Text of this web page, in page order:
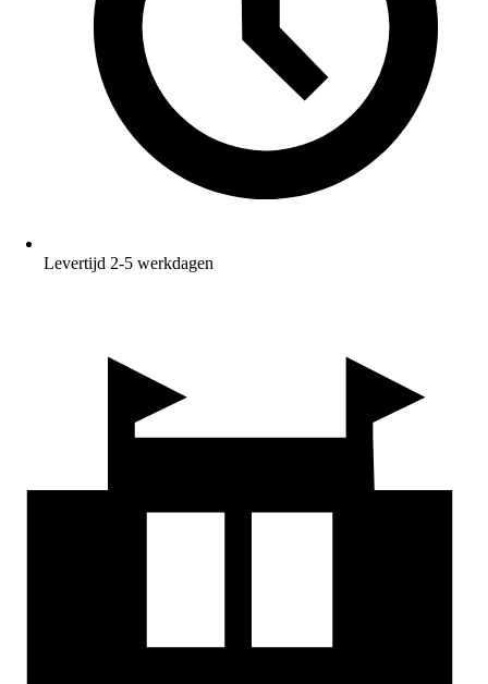
Levertijd 2-5 werkdagen